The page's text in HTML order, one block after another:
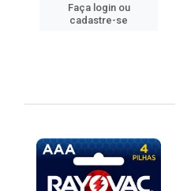
Faça login ou
cadastre-se